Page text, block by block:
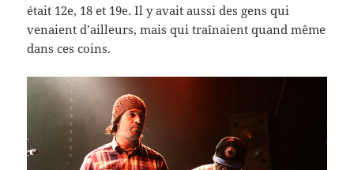
était 12e, 18 et 19e. Il y avait aussi des gens qui
venaient d’ailleurs, mais qui traî­naient quand même
dans ces coins.